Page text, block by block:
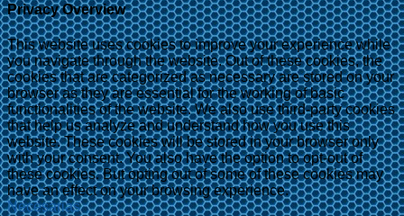
Privacy Overview
This website uses cookies to improve your experience while
you navigate through the website. Out of these cookies, the
cookies that are categorized as necessary are stored on your
browser as they are essential for the working of basic
functionalities of the website. We also use third-party cookies
that help us analyze and understand how you use this
website. These cookies will be stored in your browser only
with your consent. You also have the option to opt-out of
these cookies. But opting out of some of these cookies may
have an effect on your browsing experience.
Necesarias